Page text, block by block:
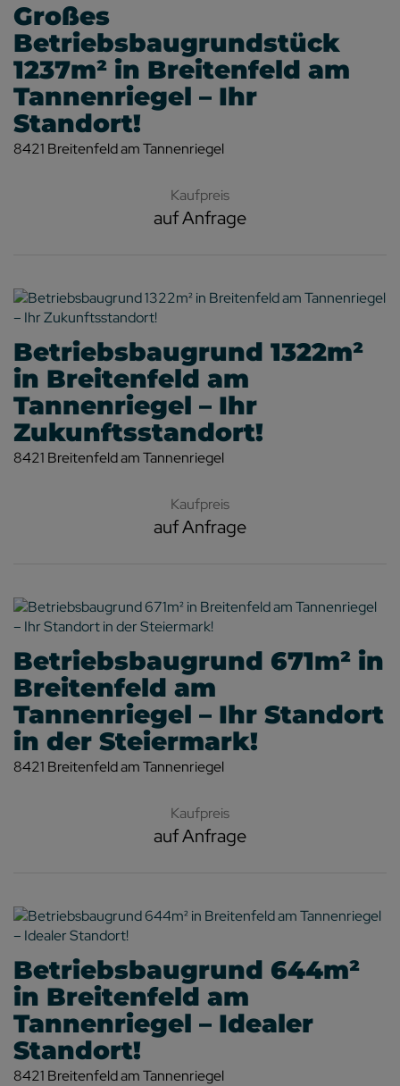
Großes
Betriebsbaugrundstück
1237m² in Breitenfeld am
Tannenriegel – Ihr
Standort!
8421 Breitenfeld am Tannenriegel
Kaufpreis
auf Anfrage
Betriebsbaugrund 1322m²
in Breitenfeld am
Tannenriegel – Ihr
Zukunftsstandort!
8421 Breitenfeld am Tannenriegel
Kaufpreis
auf Anfrage
Betriebsbaugrund 671m² in
Breitenfeld am
Tannenriegel – Ihr Standort
in der Steiermark!
8421 Breitenfeld am Tannenriegel
Kaufpreis
auf Anfrage
Betriebsbaugrund 644m²
in Breitenfeld am
Tannenriegel – Idealer
Standort!
8421 Breitenfeld am Tannenriegel